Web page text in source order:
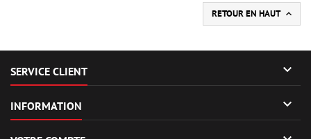
RETOUR EN HAUT 
SERVICE CLIENT 
INFORMATION 